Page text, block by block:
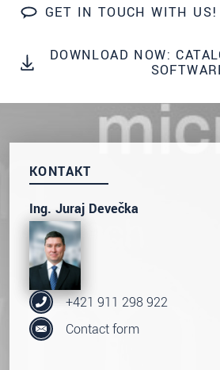
GET IN TOUCH WITH US!
DOWNLOAD NOW:
KONTAKT
Ing. Juraj Devečka
+421 911 298 922
Contact form